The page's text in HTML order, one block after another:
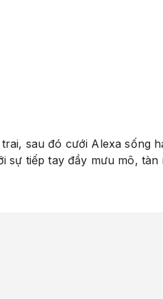
sau đó cưới Alexa sống
tiếp tay đầy mưu mô,